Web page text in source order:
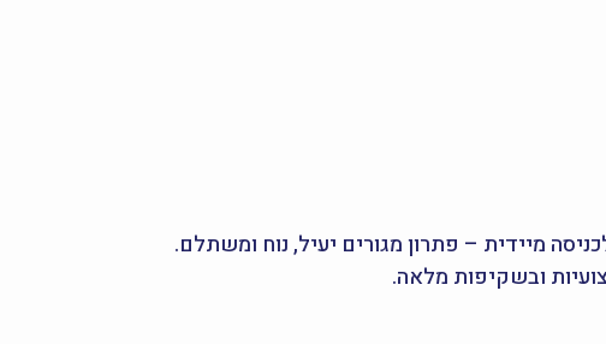
מיידית – פתרון מגורים יעיל, נוח ומשתלם.
ובשקיפות מלאה.